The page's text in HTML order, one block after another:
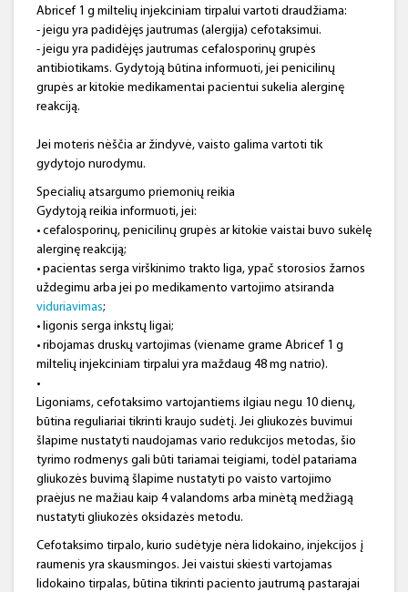
Abricef 1 g miltelių injekciniam tirpalui vartoti draudžiama:
- jeigu yra padidėjęs jautrumas (alergija) cefotaksimui.
- jeigu yra padidėjęs jautrumas cefalosporinų grupės
antibiotikams. Gydytoją būtina informuoti, jei penicilinų
grupės ar kitokie medikamentai pacientui sukelia alerginę
reakciją.
Jei moteris nėščia ar žindyvė, vaisto galima vartoti tik
gydytojo nurodymu.
Specialių atsargumo priemonių reikia
Gydytoją reikia informuoti, jei:
• cefalosporinų, penicilinų grupės ar kitokie vaistai buvo sukėlę
alerginę reakciją;
• pacientas serga virškinimo trakto liga, ypač storosios žarnos
uždegimu arba jei po medikamento vartojimo atsiranda
viduriavimas;
• ligonis serga inkstų ligai;
• ribojamas druskų vartojimas (viename grame Abricef 1 g
miltelių injekciniam tirpalui yra maždaug 48 mg natrio).
•
Ligoniams, cefotaksimo vartojantiems ilgiau negu 10 dienų,
būtina reguliariai tikrinti kraujo sudėtį. Jei gliukozės buvimui
šlapime nustatyti naudojamas vario redukcijos metodas, šio
tyrimo rodmenys gali būti tariamai teigiami, todėl patariama
gliukozės buvimą šlapime nustatyti po vaisto vartojimo
praėjus ne mažiau kaip 4 valandoms arba minėtą medžiagą
nustatyti gliukozės oksidazės metodu.
Cefotaksimo tirpalo, kurio sudėtyje nėra lidokaino, injekcijos į
raumenis yra skausmingos. Jei vaistui skiesti vartojamas
lidokaino tirpalas, būtina tikrinti paciento jautrumą pastarajai